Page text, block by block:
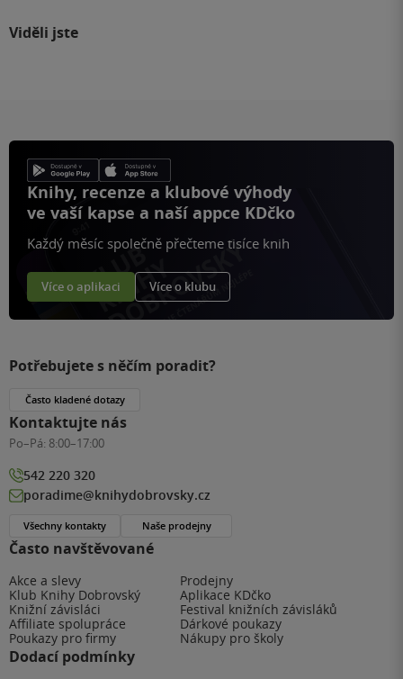
Viděli jste
Knihy, recenze a klubové výhody
ve vaší kapse a naší appce KDčko
Každý měsíc společně přečteme tisíce knih
Více o aplikaci Více o klubu
Často navštěvované
Akce a slevy
Prodejny
Klub Knihy Dobrovský
Aplikace KDčko
Knižní závisláci
Festival knižních závisláků
Affiliate spolupráce
Dárkové poukazy
Poukazy pro firmy
Nákupy pro školy
Dodací podmínky
Potřebujete s něčím poradit?
Často kladené dotazy
Kontaktujte nás
Po–Pá: 8:00–17:00
542 220 320
poradime@knihydobrovsky.cz
Všechny kontakty Naše prodejny